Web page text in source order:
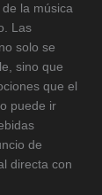
la música
Las
solo se
sino que
que el
puede ir
de
directa con